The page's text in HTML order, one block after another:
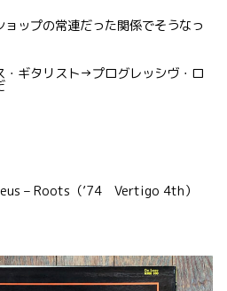
ップの常連だった関係でそうなっ
・ギタリスト→プログレッシヴ・ロ
Roots（’74 Vertigo 4th）